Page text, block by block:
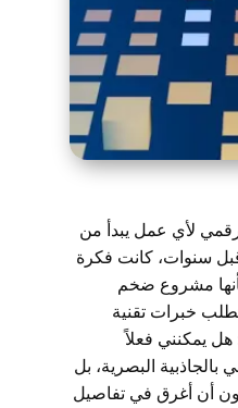
لأي عمل يبدأ من
سنوات، كانت فكرة
مشروع ضخم
خبرات تقنية
يمكنني فعلاً
البصرية، بل
أن أغرق في تفاصيل